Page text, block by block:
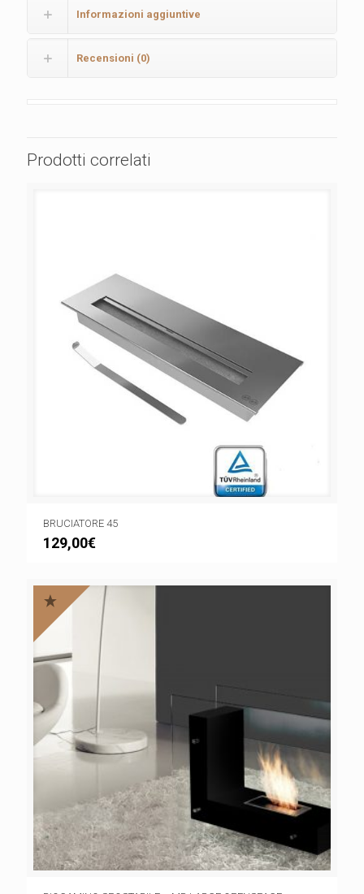
Informazioni aggiuntive
Recensioni (0)
Prodotti correlati
BRUCIATORE 45
129,00€